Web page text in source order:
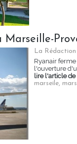
Marseille-
La
Ryanair
l'ouverture
lire l'article
marseile,